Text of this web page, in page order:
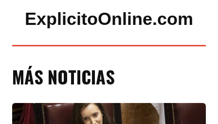
ExplicitoOnline.com
MÁS NOTICIAS